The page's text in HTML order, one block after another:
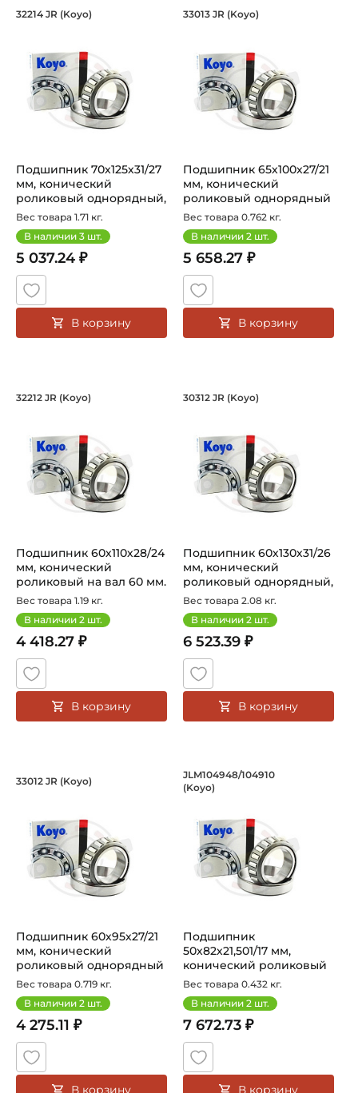
Подшипник 70х125х31/27 мм,
32214 JR (Koyo)
Подшипник 70х125х31/27
мм, конический
роликовый однорядный,
на вал 70 м...
Вес товара 1.71 кг.
В наличии 3 шт.
5 037.24 ₽
В корзину
Подшипник
33013 JR (Koyo)
Подшипник 65х100х27/21
мм, конический
роликовый однорядный
на вал 65 мм...
Вес товара 0.762 кг.
В наличии 2 шт.
5 658.27 ₽
В корзину
Подшипник 60х110х28/24 мм,
32212 JR (Koyo)
Подшипник 60х110х28/24
мм, конический
роликовый на вал 60 мм.
Артикул 3...
Вес товара 1.19 кг.
В наличии 2 шт.
4 418.27 ₽
В корзину
Подшипник
30312 JR (Koyo)
Подшипник 60х130х31/26
мм, конический
роликовый однорядный,
на вал 60 м...
Вес товара 2.08 кг.
В наличии 2 шт.
6 523.39 ₽
В корзину
Подшипник 60х95х27/21 мм,
Подшипник 33012JR Koyo конический роликовый
33012 JR (Koyo)
Подшипник 60х95х27/21
мм, конический
роликовый однорядный
на вал 60 мм...
Вес товара 0.719 кг.
В наличии 2 шт.
4 275.11 ₽
В корзину
Подшипник
Подшипник JLM104948/
JLM104948/104910
(Koyo)
Подшипник
50х82х21,501/17 мм,
конический роликовый
однорядный на вал 50...
Вес товара 0.432 кг.
В наличии 2 шт.
7 672.73 ₽
В корзину